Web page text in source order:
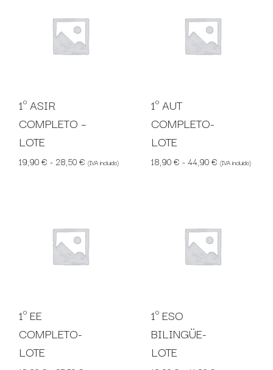
1º ASIR
COMPLETO –
LOTE
19,90€ - 28,50€ Rango de precios: desde 19,90 € hasta 28,50 €
(IVA incluido)
1º AUT
COMPLETO-
LOTE
18,90€ -44,90€ Rango de
(IVA incluido)
1º EE
COMPLETO-
LOTE
1º ESO
BILINGÜE-
LOTE